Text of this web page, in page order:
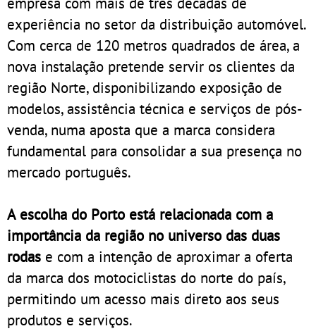
experiência no setor da distribuição automóvel.
Com cerca de 120 metros quadrados de área, a
nova instalação pretende servir os clientes da
região Norte, disponibilizando exposição de
modelos, assistência técnica e serviços de pós-
venda, numa aposta que a marca considera
fundamental para consolidar a sua presença no
mercado português.
A escolha do Porto está relacionada com a
importância da região no universo das duas
rodas e com a intenção de aproximar a oferta
da marca dos motociclistas do norte do país,
permitindo um acesso mais direto aos seus
produtos e serviços.